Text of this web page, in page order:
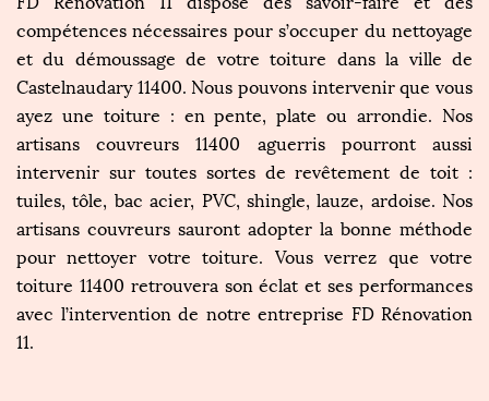
compétences nécessaires pour s’occuper du nettoyage
et du démoussage de votre toiture dans la ville de
Castelnaudary 11400. Nous pouvons intervenir que vous
ayez une toiture : en pente, plate ou arrondie. Nos
artisans couvreurs 11400 aguerris pourront aussi
intervenir sur toutes sortes de revêtement de toit :
tuiles, tôle, bac acier, PVC, shingle, lauze, ardoise. Nos
artisans couvreurs sauront adopter la bonne méthode
pour nettoyer votre toiture. Vous verrez que votre
toiture 11400 retrouvera son éclat et ses performances
avec l’intervention de notre entreprise FD Rénovation
11.